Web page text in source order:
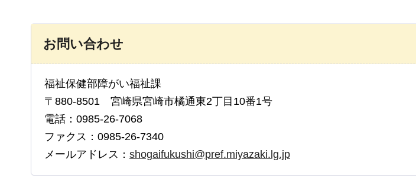
お問い合わせ
福祉保健部障がい福祉課
〒880-8501 宮崎県宮崎市橘通東2丁目10番1号
電話：0985-26-7068
ファクス：0985-26-7340
メールアドレス： shogaifukushi@pref.miyazaki.lg.jp